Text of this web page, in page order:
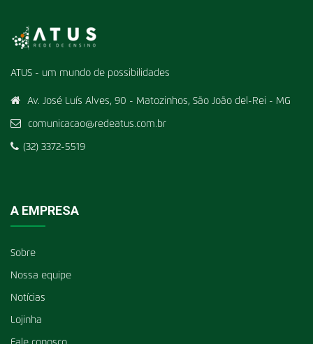
ATUS - um mundo de possibilidades
Av. José Luís Alves, 90 - Matozinhos, São João del-Rei - MG
comunicacao@redeatus.com.br
(32) 3372-5519
A EMPRESA
Sobre
Nossa equipe
Notícias
Lojinha